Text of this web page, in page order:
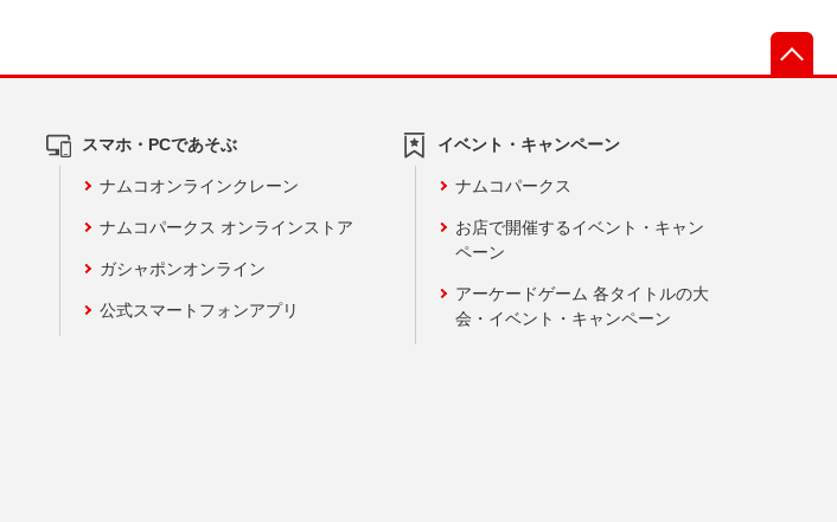
スマホ・PCであそぶ
ナムコオンラインクレーン
ナムコパークス オンラインストア
ガシャポンオンライン
公式スマートフォンアプリ
イベント・キャンペーン
ナムコパークス
お店で開催するイベント・キャン
ペーン
アーケードゲーム 各タイトルの大
会・イベント・キャンペーン